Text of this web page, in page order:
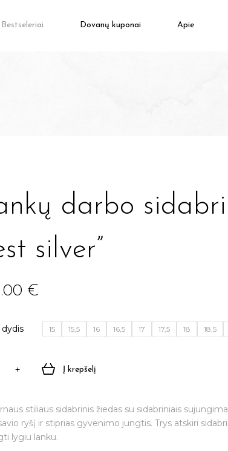
Bestseleriai Dovanų kuponai Apie
darbo
silver”
€
15 15,5 16 16,5 17 17,5 18 18,5
sidabrinis
Į krepšelį
stiliaus sidabrinis žiedas su sidabriniais
ryšį ir stiprias gyvenimo jungtis. Trys atskiri
lygiu lanku.